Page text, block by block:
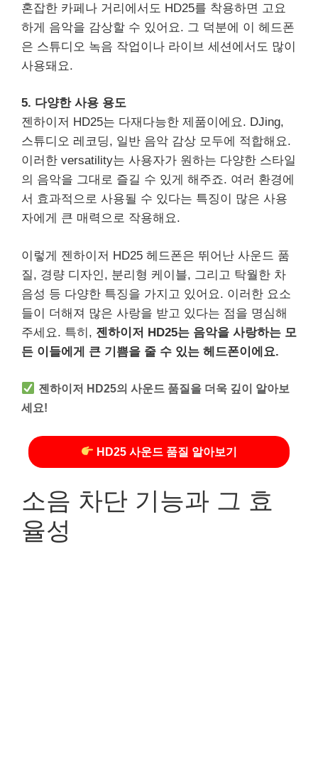
혼잡한 카페나 거리에서도 HD25를 착용하면 고요
하게 음악을 감상할 수 있어요. 그 덕분에 이 헤드폰
은 스튜디오 녹음 작업이나 라이브 세션에서도 많이
사용돼요.
5. 다양한 사용 용도
젠하이저 HD25는 다재다능한 제품이에요. DJing,
스튜디오 레코딩, 일반 음악 감상 모두에 적합해요.
이러한 versatility는 사용자가 원하는 다양한 스타일
의 음악을 그대로 즐길 수 있게 해주죠. 여러 환경에
서 효과적으로 사용될 수 있다는 특징이 많은 사용
자에게 큰 매력으로 작용해요.
이렇게 젠하이저 HD25 헤드폰은 뛰어난 사운드 품
질, 경량 디자인, 분리형 케이블, 그리고 탁월한 차
음성 등 다양한 특징을 가지고 있어요. 이러한 요소
들이 더해져 많은 사랑을 받고 있다는 점을 명심해
주세요. 특히, 젠하이저 HD25는 음악을 사랑하는 모
든 이들에게 큰 기쁨을 줄 수 있는 헤드폰이에요.
젠하이저 HD25의 사운드 품질을 더욱 깊이 알아보
세요!
HD25 사운드 품질 알아보기
소음 차단 기능과 그 효
율성